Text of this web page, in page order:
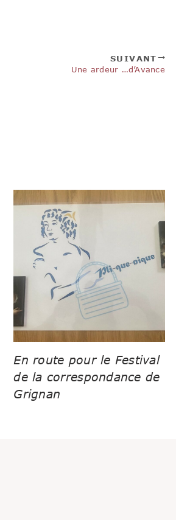
SUIVANT
Une ardeur …d’Avance
En route pour le Festival
de la correspondance de
Grignan